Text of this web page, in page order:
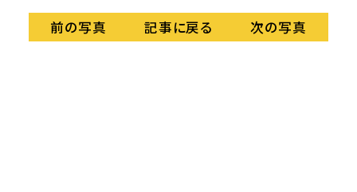
前の写真 記事に戻る 次の写真